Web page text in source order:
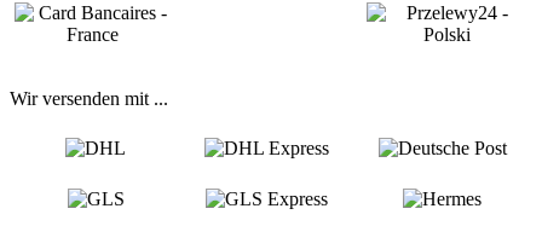
Wir versenden mit ...